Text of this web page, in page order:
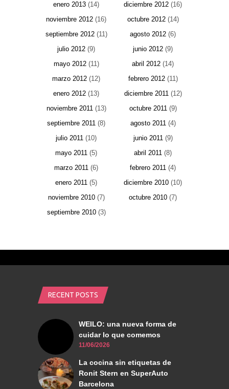
enero 2013 (14) diciembre 2012 (16)
noviembre 2012 (16) octubre 2012(14)
septiembre 2012(11) agosto 2012 (6)
julio 2012 (9) junio 2012 (9)
mayo 2012(11) abril 2012 (14)
marzo 2012 (12) febrero 2012(11)
enero 2012 (13) diciembre 2011(12)
noviembre 2011(13) octubre 2011(9)
septiembre 2011 (8) agosto 2011(4)
julio 2011 (10) junio 2011(9)
mayo 2011 (5) abril 2011 (8)
marzo 2011 (6) febrero 2011 (4)
enero 2011 (5) diciembre 2010 (10)
noviembre 2010(7) octubre 2010 (7)
septiembre 2010(3)
RECENT POSTS
WEILO: una nueva forma de
cuidar lo que comemos
11/06/2026
La cocina sin etiquetas de
Ronit Stern en SuperAuto
Barcelona